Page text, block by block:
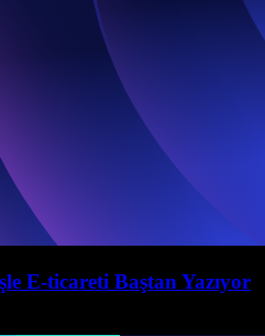
E-ticareti Baştan Yazıyor